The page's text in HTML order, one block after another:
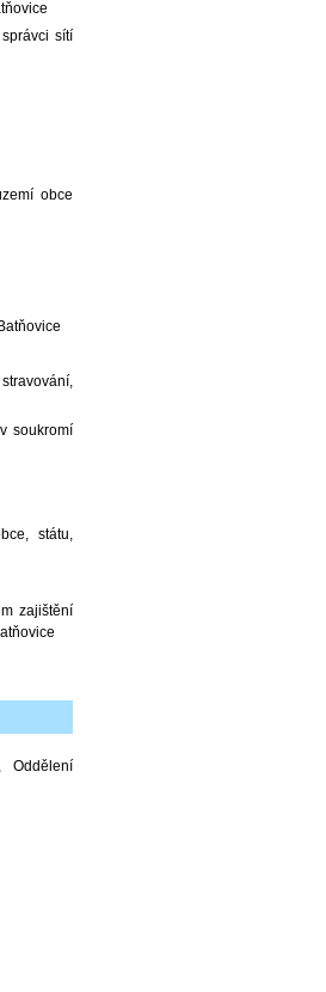
sítí
obce
soukromí
státu,
zajištění
Oddělení